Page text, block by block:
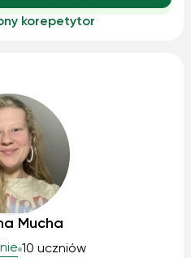
korepetytor
Mucha
10 uczniów